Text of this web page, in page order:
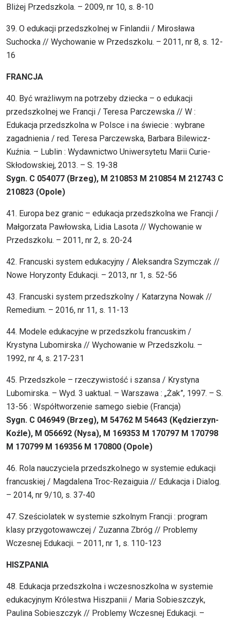
Bliżej Przedszkola. – 2009, nr 10, s. 8-10
39. O edukacji przedszkolnej w Finlandii / Mirosława
Suchocka // Wychowanie w Przedszkolu. – 2011, nr 8, s. 12-
16
FRANCJA
40. Być wrażliwym na potrzeby dziecka – o edukacji
przedszkolnej we Francji / Teresa Parczewska // W :
Edukacja przedszkolna w Polsce i na świecie : wybrane
zagadnienia / red. Teresa Parczewska, Barbara Bilewicz-
Kuźnia. – Lublin : Wydawnictwo Uniwersytetu Marii Curie-
Skłodowskiej, 2013. – S. 19-38
Sygn. C 054077 (Brzeg), M 210853 M 210854 M 212743 C
210823 (Opole)
41. Europa bez granic – edukacja przedszkolna we Francji /
Małgorzata Pawłowska, Lidia Lasota // Wychowanie w
Przedszkolu. – 2011, nr 2, s. 20-24
42. Francuski system edukacyjny / Aleksandra Szymczak //
Nowe Horyzonty Edukacji. – 2013, nr 1, s. 52-56
43. Francuski system przedszkolny / Katarzyna Nowak //
Remedium. – 2016, nr 11, s. 11-13
44. Modele edukacyjne w przedszkolu francuskim /
Krystyna Lubomirska // Wychowanie w Przedszkolu. –
1992, nr 4, s. 217-231
45. Przedszkole – rzeczywistość i szansa / Krystyna
Lubomirska. – Wyd. 3 uaktual. – Warszawa : „Żak”, 1997. – S.
13-56 : Współtworzenie samego siebie (Francja)
Sygn. C 046949 (Brzeg), M 54762 M 54643 (Kędzierzyn-
Koźle), M 056692 (Nysa), M 169353 M 170797 M 170798
M 170799 M 169356 M 170800 (Opole)
46. Rola nauczyciela przedszkolnego w systemie edukacji
francuskiej / Magdalena Troc-Rezaiguia // Edukacja i Dialog.
– 2014, nr 9/10, s. 37-40
47. Sześciolatek w systemie szkolnym Francji : program
klasy przygotowawczej / Zuzanna Zbróg // Problemy
Wczesnej Edukacji. – 2011, nr 1, s. 110-123
HISZPANIA
48. Edukacja przedszkolna i wczesnoszkolna w systemie
edukacyjnym Królestwa Hiszpanii / Maria Sobieszczyk,
Paulina Sobieszczyk // Problemy Wczesnej Edukacji. –